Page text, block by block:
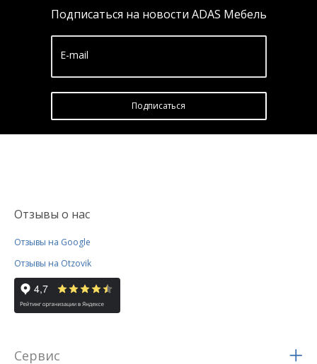
Подписаться на новости ADAS Мебель
E-mail
Подписатьcя
Отзывы о нас
Отзывы на Google
Отзывы на Otzovik
Сервис